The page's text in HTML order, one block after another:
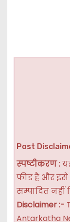
Post
स्पष्टीकरण :
फीड है और इसे
सम्पादित नहीं
Disclaimer :-
Antarkatha